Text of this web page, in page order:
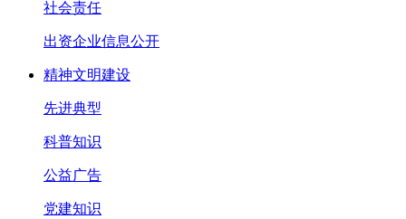
社会责任
出资企业信息公开
精神文明建设
先进典型
科普知识
公益广告
党建知识